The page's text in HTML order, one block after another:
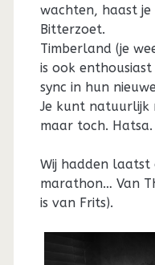
wachten, haast
Bitterzoet.
Timberland (je
is ook
sync in hun
Je kunt natuurlijk
maar toch. Hatsa.
Wij hadden laatst
marathon… Van
is van Frits).